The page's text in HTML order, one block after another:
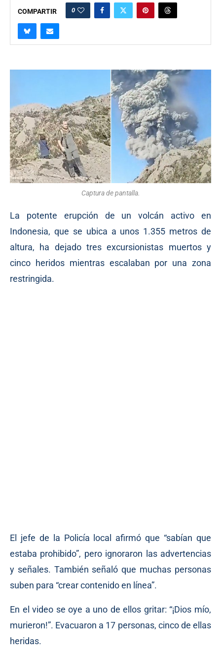
COMPARTIR 0
Captura de pantalla.
La potente erupción de un volcán activo en
Indonesia, que se ubica a unos 1.355 metros de
altura, ha dejado tres excursionistas muertos y
cinco heridos mientras escalaban por una zona
restringida.
El jefe de la Policía local afirmó que “sabían que
estaba prohibido”, pero ignoraron las advertencias
y señales. También señaló que muchas personas
suben para “crear contenido en línea”.
En el video se oye a uno de ellos gritar: “¡Dios mío,
murieron!”. Evacuaron a 17 personas, cinco de ellas
heridas.